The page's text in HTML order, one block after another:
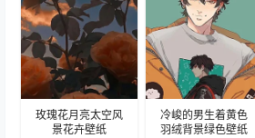
玫瑰花月亮太空风
景花卉壁纸
冷峻的男生着黄色
羽绒背景绿色壁纸